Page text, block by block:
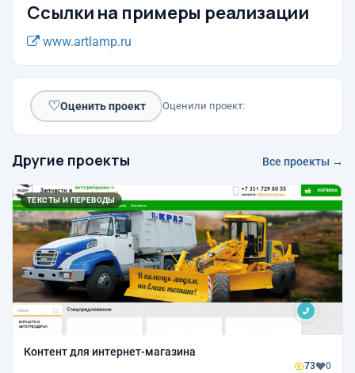
Ссылки на примеры реализации
www.artlamp.ru
♡Оценить проект Оценили проект:
Другие проекты Все проекты →
ТЕКСТЫ И ПЕРЕВОДЫ
Контент для интернет-магазина
73 0